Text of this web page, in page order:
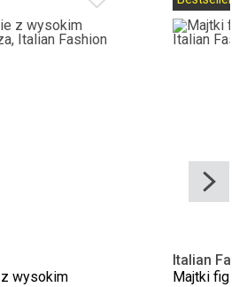
wysokim
Italian
Majtki figi